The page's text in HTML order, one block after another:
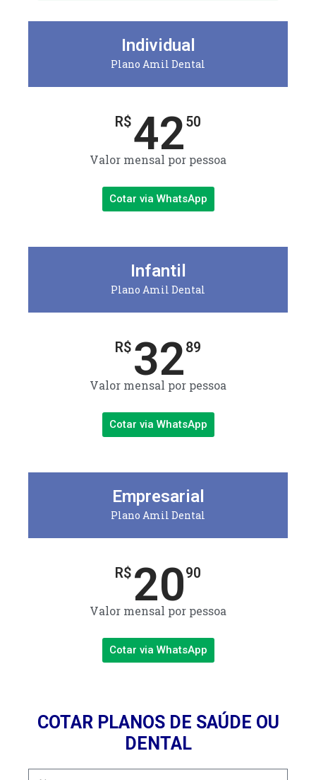
Individual
Plano Amil Dental
R$4250
Valor mensal por pessoa
Cotar via WhatsApp
Infantil
Plano Amil Dental
R$ 3289
Valor mensal por pessoa
Cotar via WhatsApp
Empresarial
Plano Amil Dental
R$ 2090
Valor mensal por pessoa
Cotar via WhatsApp
COTAR PLANOS DE SAÚDE OU
DENTAL